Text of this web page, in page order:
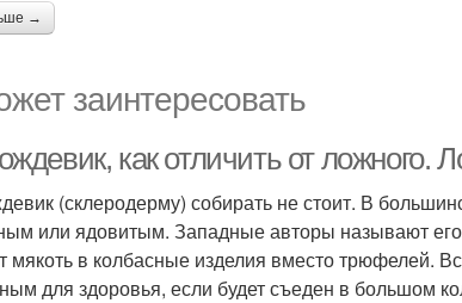
→
заинтересовать
как отличить от ложного.
(склеродерму) собирать не стоит. В
или ядовитым. Западные авторы называют
мякоть в колбасные изделия вместо трюфелей.
для здоровья, если будет съеден в большом